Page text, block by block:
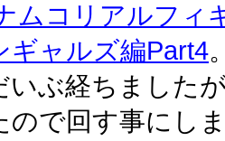
ムコリアルフィ
ギャルズ編Part4
いぶ経ちました
ので回す事にし